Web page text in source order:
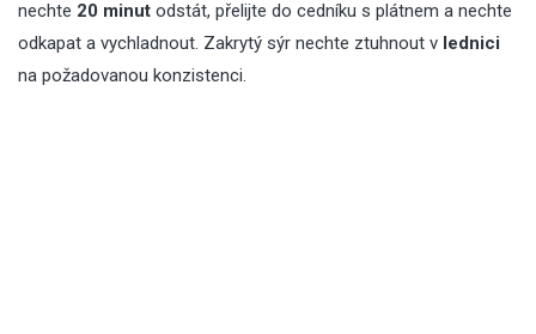
nechte 20 minut odstát, přelijte do cedníku s plátnem a nechte
odkapat a vychladnout. Zakrytý sýr nechte ztuhnout v lednici
na požadovanou konzistenci.